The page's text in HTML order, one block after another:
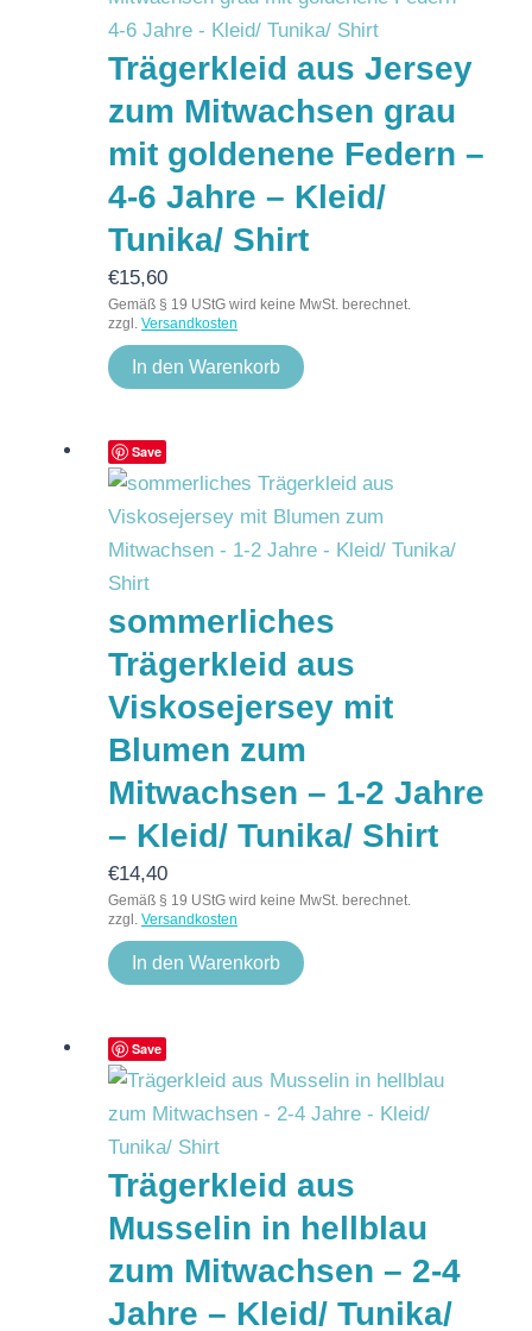
Trägerkleid aus Jersey
zum Mitwachsen grau
mit goldenene Federn –
4-6 Jahre – Kleid/
Tunika/ Shirt
€15,60
Gemäß § 19 UStG wird keine MwSt. berechnet.
zzgl. Versandkosten
In den Warenkorb
Save
sommerliches
Trägerkleid aus
Viskosejersey mit
Blumen zum
Mitwachsen – 1-2 Jahre
– Kleid/ Tunika/ Shirt
€14,40
Gemäß § 19 UStG wird keine MwSt. berechnet.
zzgl. Versandkosten
In den Warenkorb
Save
Trägerkleid aus
Musselin in hellblau
zum Mitwachsen – 2-4
Jahre – Kleid/ Tunika/